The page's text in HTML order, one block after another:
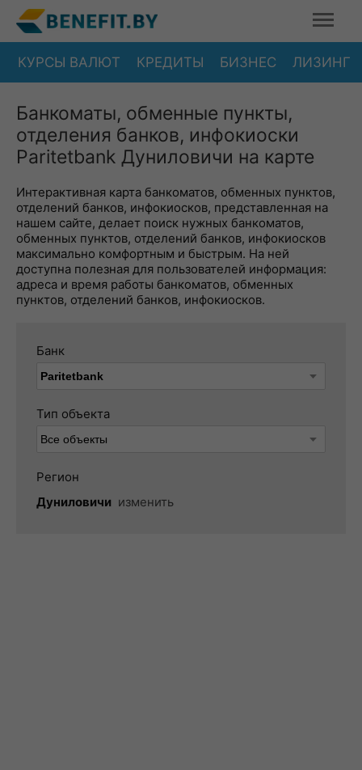
КУРСЫ ВАЛЮТ КРЕДИТЫ БИЗНЕС ЛИЗИНГ
Банкоматы, обменные пункты,
отделения банков, инфокиоски
Paritetbank Дуниловичи на карте
Интерактивная карта банкоматов, обменных пунктов,
отделений банков, инфокиосков, представленная на
нашем сайте, делает поиск нужных банкоматов,
обменных пунктов, отделений банков, инфокиосков
максимально комфортным и быстрым. На ней
доступна полезная для пользователей информация:
адреса и время работы банкоматов, обменных
пунктов, отделений банков, инфокиосков.
Банк
Тип объекта
Регион
Дуниловичи изменить